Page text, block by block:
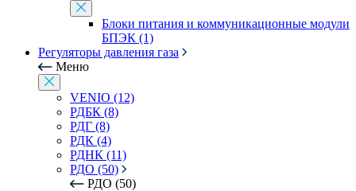
Блоки питания и коммуникационные модули
БПЭК (1)
Регуляторы давления газа
Меню
VENIO (12)
РДБК (8)
РДГ (8)
РДК (4)
РДНК (11)
РДО (50)
РДО (50)